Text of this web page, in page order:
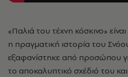
«Παλιά του τέχνη κόσκινο»
η πραγματική ιστορία του
εξαφανίστηκε από προσώπου
το αποκαλυπτικό σχέδιό του